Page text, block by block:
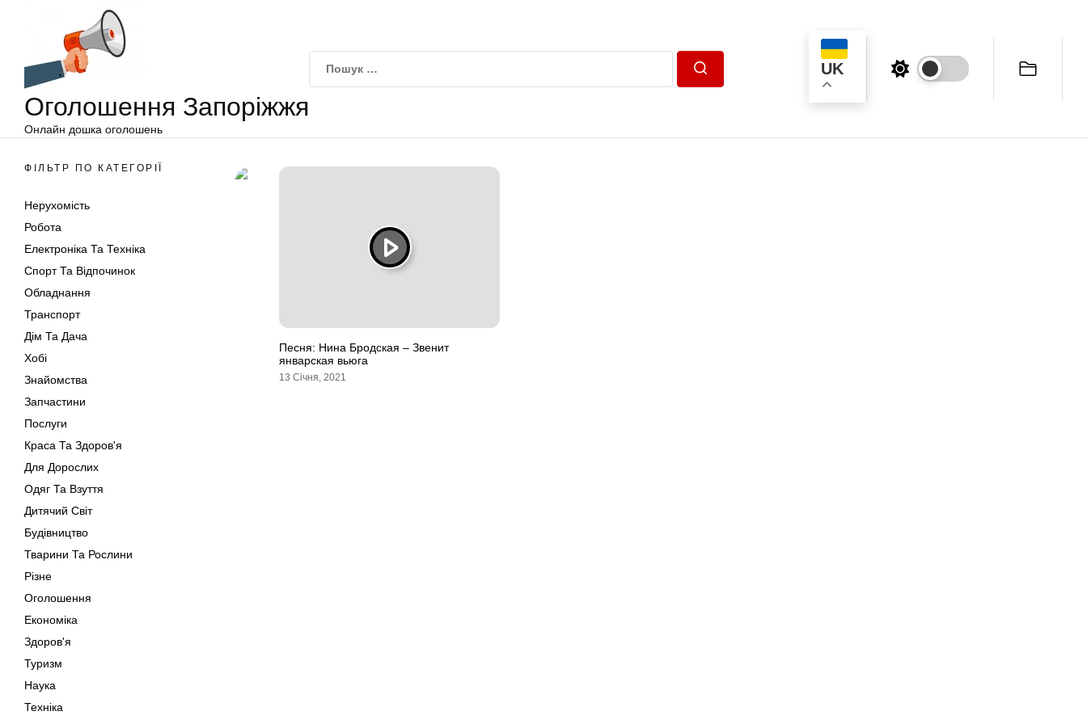
Оголошення Запоріжжя
Онлайн дошка оголошень
UK
ФІЛЬТР ПО КАТЕГОРІЇ
Нерухомість
Робота
Електроніка Та Техніка
Спорт Та Відпочинок
Обладнання
Транспорт
Дім Та Дача
Хобі
Знайомства
Запчастини
Послуги
Краса Та Здоров'я
Для Дорослих
Одяг Та Взуття
Дитячий Світ
Будівництво
Тварини Та Рослини
Різне
Оголошення
Економіка
Здоров'я
Туризм
Наука
Техніка
Песня: Нина Бродская – Звенит
январская вьюга
13 Січня, 2021